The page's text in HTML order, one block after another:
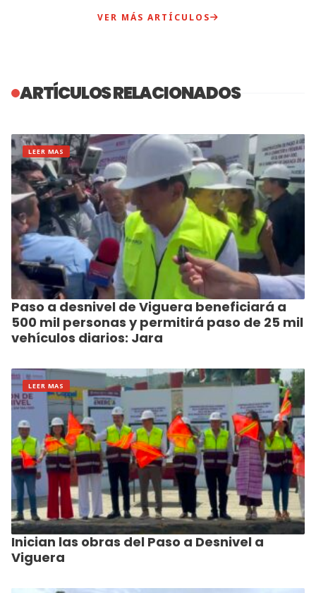
VER MÁS ARTÍCULOS
ARTÍCULOS RELACIONADOS
LEER MAS
Paso a desnivel de Viguera beneficiará a
500 mil personas y permitirá paso de 25 mil
vehículos diarios: Jara
LEER MAS
Inician las obras del Paso a Desnivel a
Viguera